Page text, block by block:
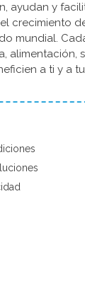
y
crecimiento
mundial.
a ti y a